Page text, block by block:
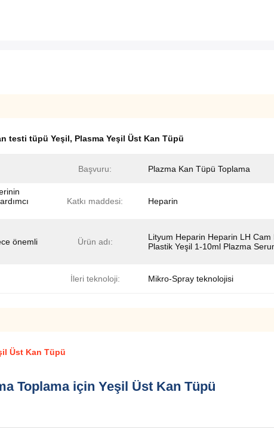
testi tüpü Yeşil, Plasma Yeşil Üst Kan Tüpü
Başvuru: Plazma Kan Tüpü Toplama
Katkı maddesi: Heparin
önemli Ürün adı:
Lityum Heparin Heparin LH Cam
Plastik Yeşil 1-10ml Plazma
İleri teknoloji: Mikro-Spray teknolojisi
Üst Kan Tüpü
Toplama için Yeşil Üst Kan Tüpü